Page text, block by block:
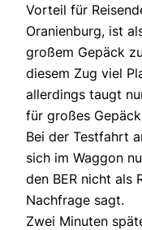
Vorteil für
Oranienburg, ist
großem Gepäck
diesem Zug viel
allerdings taugt
für großes
Bei der Testfahrt
sich im Waggon
den BER nicht als
Nachfrage sagt.
Zwei Minuten